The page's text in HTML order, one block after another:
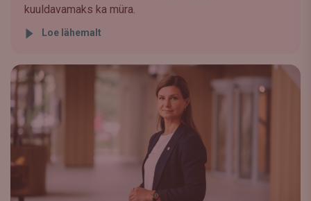
kuuldavamaks ka müra.
Loe lähemalt